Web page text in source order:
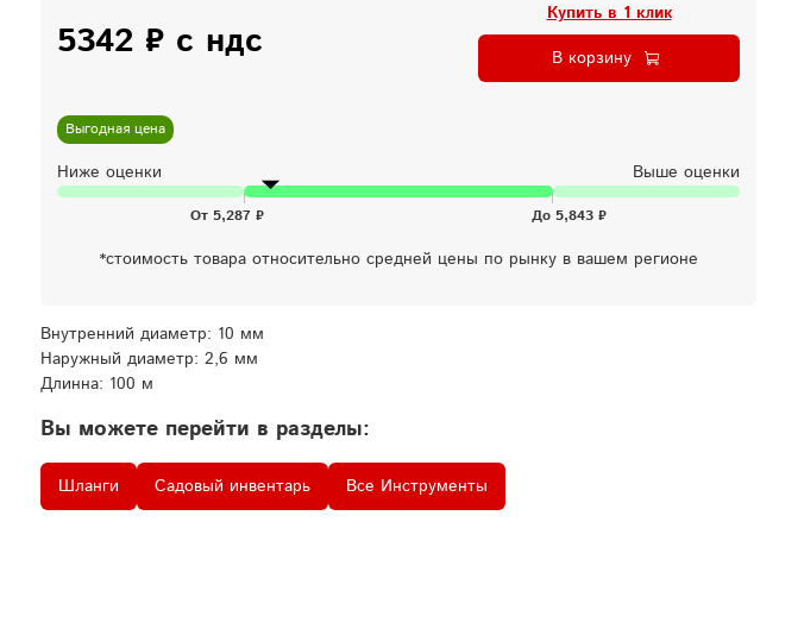
5342 ₽ с ндс
Купить в 1 клик
В корзину
Выгодная цена
Ниже оценки Выше оценки
*стоимость товара относительно средней цены по рынку в вашем регионе
Внутренний диаметр: 10 мм
Наружный диаметр: 2,6 мм
Длинна: 100 м
Вы можете перейти в разделы:
Шланги Садовый инвентарь Все Инструменты